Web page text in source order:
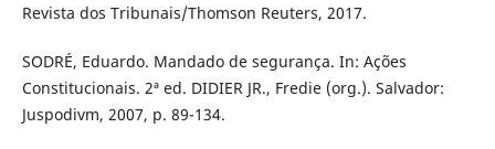
Revista dos Tribunais/Thomson Reuters, 2017.
SODRÉ, Eduardo. Mandado de segurança. In: Ações
Constitucionais. 2ª ed. DIDIER JR., Fredie (org.). Salvador:
Juspodivm, 2007, p. 89-134.